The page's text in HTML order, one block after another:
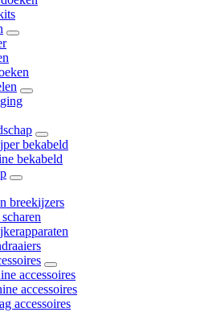
bekabeld
bekabeld
breekijzers
accessoires
accessoires
accessoires